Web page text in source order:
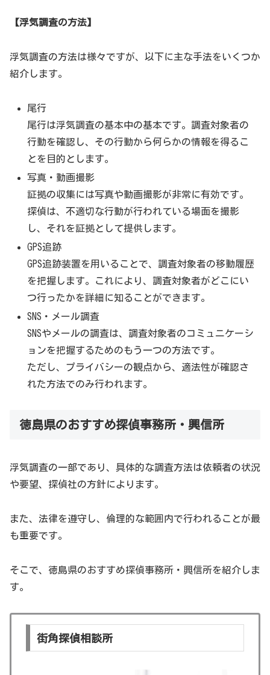
【浮気調査の方法】
浮気調査の方法は様々ですが、以下に主な手法をいくつか
紹介します。
尾行
尾行は浮気調査の基本中の基本です。調査対象者の
行動を確認し、その行動から何らかの情報を得るこ
とを目的とします。
写真・動画撮影
証拠の収集には写真や動画撮影が非常に有効です。
探偵は、不適切な行動が行われている場面を撮影
し、それを証拠として提供します。
GPS追跡
GPS追跡装置を用いることで、調査対象者の移動履歴
を把握します。これにより、調査対象者がどこにい
つ行ったかを詳細に知ることができます。
SNS・メール調査
SNSやメールの調査は、調査対象者のコミュニケーシ
ョンを把握するためのもう一つの方法です。
ただし、プライバシーの観点から、適法性が確認さ
れた方法でのみ行われます。
徳島県のおすすめ探偵事務所・興信所
浮気調査の一部であり、具体的な調査方法は依頼者の状況
や要望、探偵社の方針によります。
また、法律を遵守し、倫理的な範囲内で行われることが最
も重要です。
そこで、徳島県のおすすめ探偵事務所・興信所を紹介しま
す。
街角探偵相談所